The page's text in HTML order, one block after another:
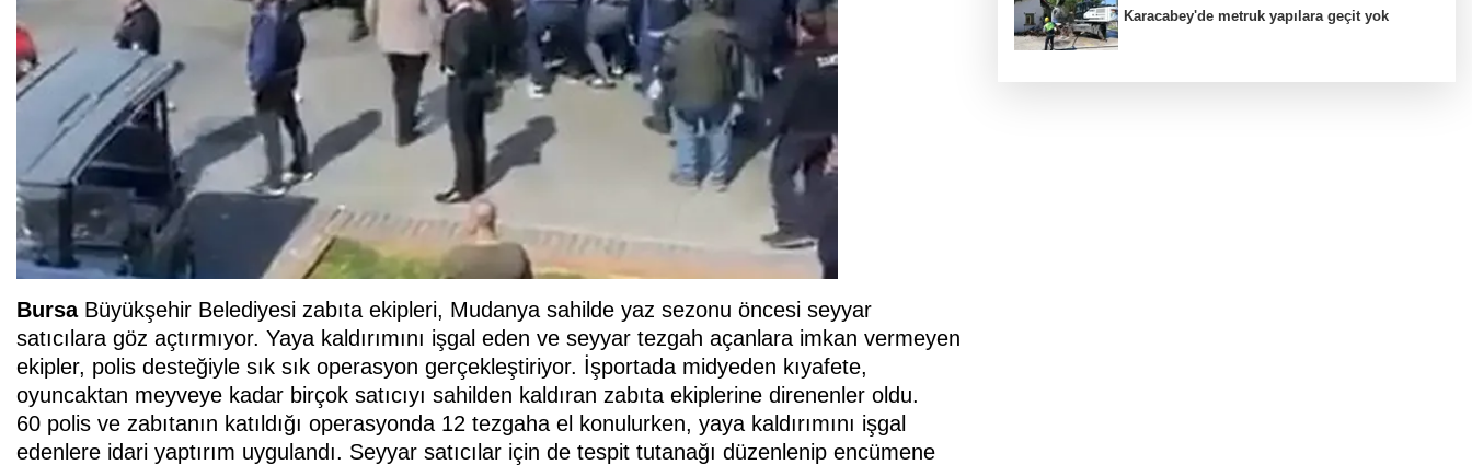
BursaBüyükşehir Belediyesi zabıta ekipleri, Mudanya sahilde yaz sezonu öncesi seyyar
satıcılara göz açtırmıyor. Yaya kaldırımını işgal eden ve seyyar tezgah açanlara imkan vermeyen
ekipler, polis desteğiyle sık sık operasyon gerçekleştiriyor. İşportada midyeden kıyafete,
oyuncaktan meyveye kadar birçok satıcıyı sahilden kaldıran zabıta ekiplerine direnenler oldu.
60 polis ve zabıtanın katıldığı operasyonda 12 tezgaha el konulurken, yaya kaldırımını işgal
edenlere idari yaptırım uygulandı. Seyyar satıcılar için de tespit tutanağı düzenlenip encümene
Karacabey'de metruk yapılara geçit yok